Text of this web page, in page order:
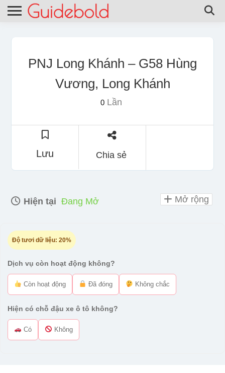
PNJ Long Khánh – G58 Hùng
Vương, Long Khánh
0Lần
Lưu Chia sẻ
Hiện tại Đang Mở
Độ tươi dữ liệu: 20%
Dịch vụ còn hoạt động không?
Còn hoạt động Đã đóng Không chắc
Hiện có chỗ đậu xe ô tô không?
Có Không
Mở rộng